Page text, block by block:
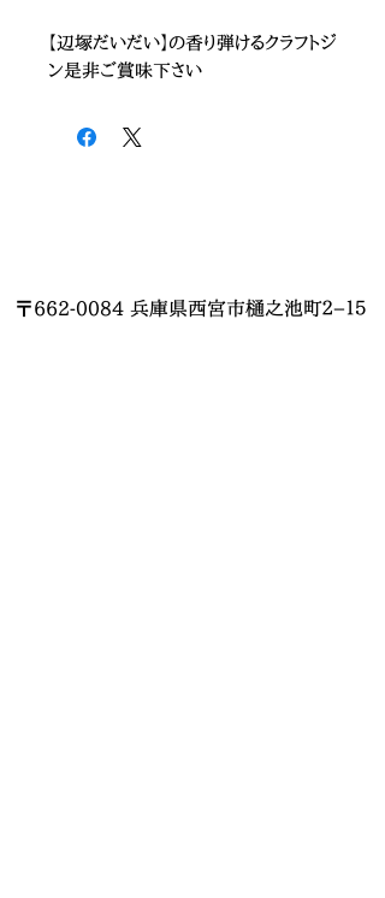
【辺塚だいだい】の香り弾けるクラフトジ
ン是非ご賞味下さい
〒662-0084 兵庫県西宮市樋之池町２−１５